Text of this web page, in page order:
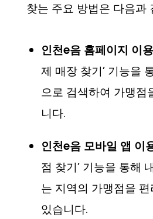
찾는 주요 방법은 다음과
인천e음 홈페이지 이
제 매장 찾기’ 기능을
으로 검색하여 가맹점
니다.
인천e음 모바일 앱 이
점 찾기’ 기능을 통해
는 지역의 가맹점을
있습니다.